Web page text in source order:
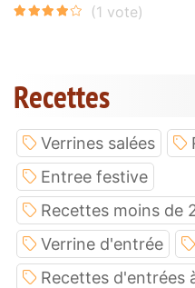
Recettes
Verrines salées
Entree festive
Recettes moins de
Verrine d'entrée
Recettes d'entrées